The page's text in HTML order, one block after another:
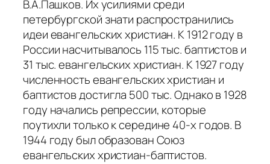
В.А.Пашков. Их усилиями среди
петербургской знати распространились
идеи евангельских христиан. К 1912 году в
России насчитывалось 115 тыс. баптистов и
31 тыс. евангельских христиан. К 1927 году
численность евангельских христиан и
баптистов достигла 500 тыс. Однако в 1928
году начались репрессии, которые
поутихли только к середине 40-х годов. В
1944 году был образован Союз
евангельских христиан-баптистов.